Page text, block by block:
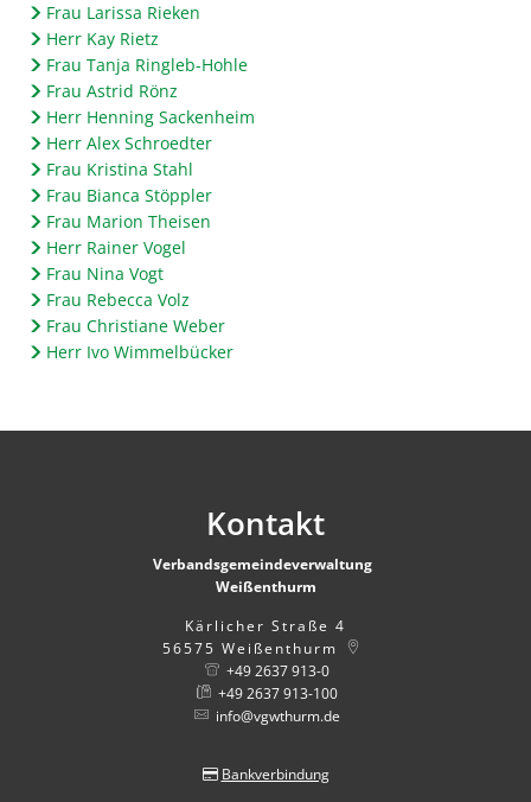
Frau Larissa Rieken
Herr Kay Rietz
Frau Tanja Ringleb-Hohle
Frau Astrid Rönz
Herr Henning Sackenheim
Herr Alex Schroedter
Frau Kristina Stahl
Frau Bianca Stöppler
Frau Marion Theisen
Herr Rainer Vogel
Frau Nina Vogt
Frau Rebecca Volz
Frau Christiane Weber
Herr Ivo Wimmelbücker
Kontakt
Verbandsgemeindeverwaltung
Weißenthurm
Kärlicher Straße 4
56575 Weißenthurm
+49 2637 913-0
+49 2637 913-100
info@vgwthurm.de
Bankverbindung